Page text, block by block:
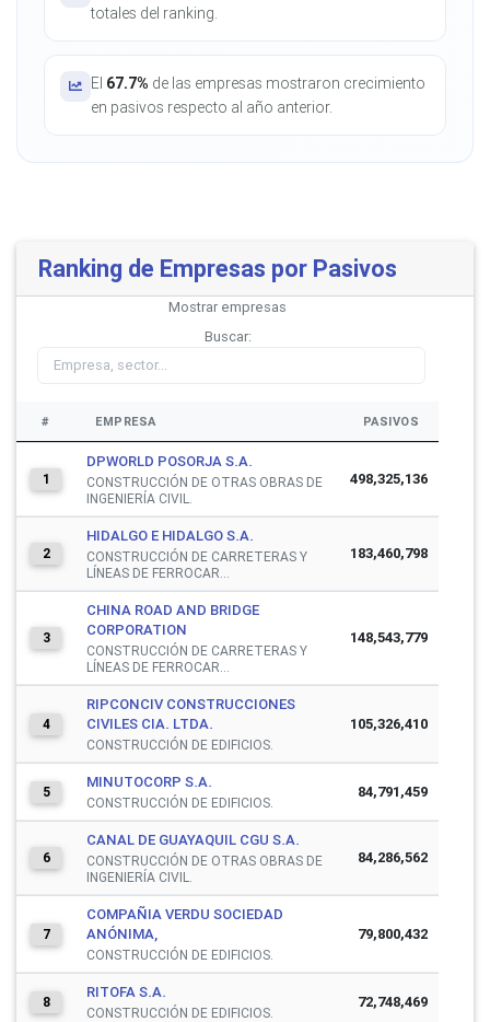
totales del ranking.
El 67.7% de las empresas mostraron crecimiento
en pasivos respecto al año anterior.
Ranking de Empresas por Pasivos
Mostrar empresas
Buscar:
# EMPRESA PASIVOS
1
DPWORLD POSORJA S.A.
CONSTRUCCIÓN DE OTRAS OBRAS DE
INGENIERÍA CIVIL.
498,325,136
2
HIDALGO E HIDALGO S.A.
CONSTRUCCIÓN DE CARRETERAS Y
LÍNEAS DE FERROCAR...
183,460,798
3
CHINA ROAD AND BRIDGE
CORPORATION
CONSTRUCCIÓN DE CARRETERAS Y
LÍNEAS DE FERROCAR...
148,543,779
4
RIPCONCIV CONSTRUCCIONES
CIVILES CIA. LTDA.
CONSTRUCCIÓN DE EDIFICIOS.
105,326,410
5
MINUTOCORP S.A.
CONSTRUCCIÓN DE EDIFICIOS.
84,791,459
6
CANAL DE GUAYAQUIL CGU S.A.
CONSTRUCCIÓN DE OTRAS OBRAS DE
INGENIERÍA CIVIL.
84,286,562
7
COMPAÑIA VERDU SOCIEDAD
ANÓNIMA,
CONSTRUCCIÓN DE EDIFICIOS.
79,800,432
8
RITOFA S.A.
CONSTRUCCIÓN DE EDIFICIOS.
72,748,469